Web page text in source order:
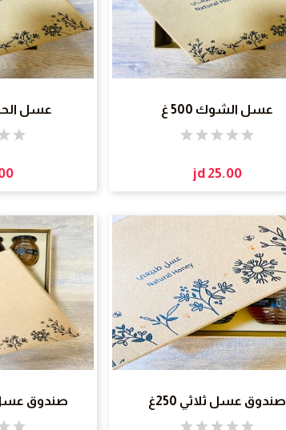
عسل الشوك 500 غ
jd 25.00
عسل
صندوق عسل ثلاثي 250غ صندوق عسل